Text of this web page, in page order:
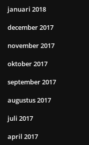
januari 2018
december 2017
november 2017
oktober 2017
september 2017
augustus 2017
juli 2017
april 2017